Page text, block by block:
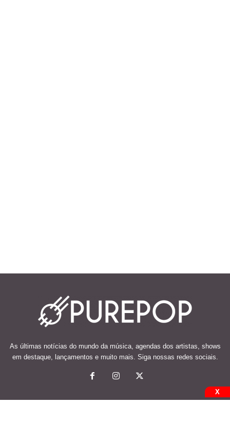
As últimas notícias do mundo da música, agendas dos artistas, shows
em destaque, lançamentos e muito mais. Siga nossas redes sociais.
X